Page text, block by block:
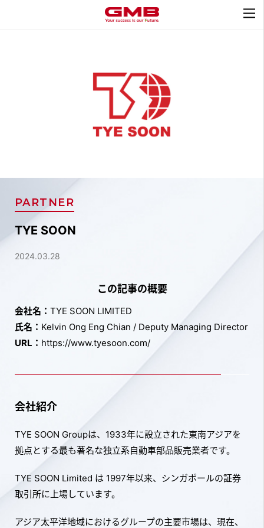
PARTNER
TYE SOON
2024.03.28
この記事の概要
会社名： TYE SOON LIMITED
氏名： Kelvin Ong Eng Chian / Deputy Managing Director
URL： https://www.tyesoon.com/
会社紹介
TYE SOON Groupは、1933年に設立された東南アジアを
拠点とする最も著名な独立系自動車部品販売業者です。
TYE SOON Limited は 1997年以来、シンガポールの証券
取引所に上場しています。
アジア太平洋地域におけるグループの主要市場は、現在、